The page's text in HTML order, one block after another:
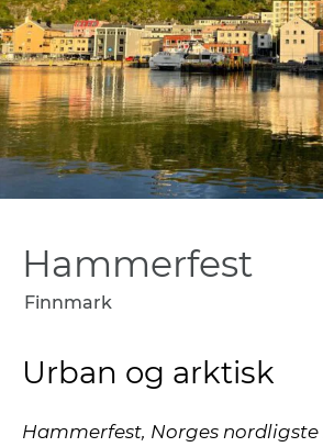
Hammerfest
Finnmark
Urban og arktisk
Hammerfest, Norges nordligste